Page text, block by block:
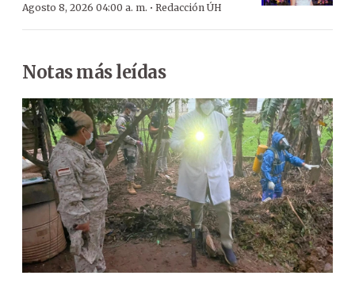
Agosto 8, 2026 04:00 a. m. · Redacción ÚH
Notas más leídas